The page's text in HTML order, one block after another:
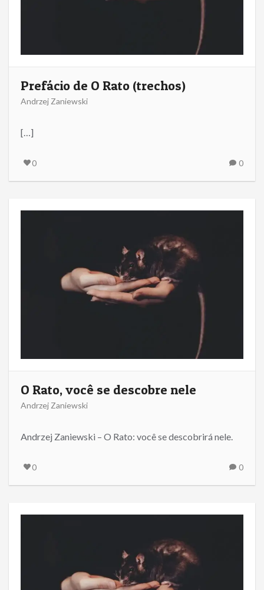
Prefácio de O Rato (trechos)
Andrzej Zaniewski
[…]
0 0
O Rato, você se descobre nele
Andrzej Zaniewski
Andrzej Zaniewski – O Rato: você se descobrirá nele.
0 0